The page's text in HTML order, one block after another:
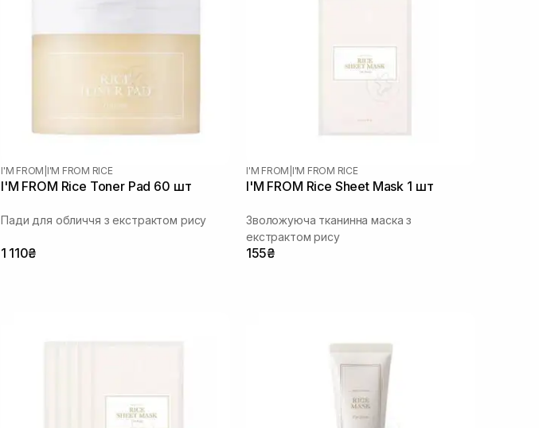
I'M FROM I'M FROM RICE
I'M FROM Rice Toner Pad 60 шт
Пади для обличчя з екстрактом рису
1 110₴
I'M FROM I'M FROM RICE
I'M FROM Rice Sheet Mask 1 шт
Зволожуюча тканинна маска з
екстрактом рису
155₴